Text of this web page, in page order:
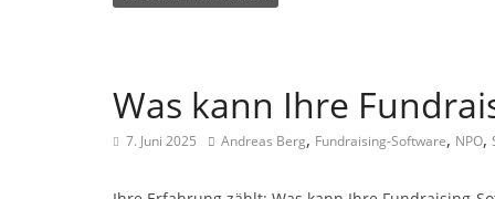
Was kann Ihre
7. Juni 2025 Andreas Berg, Fundraising-Software, NPO,